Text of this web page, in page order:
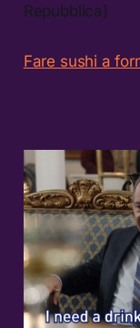
Repubblica)
Fare sushi a